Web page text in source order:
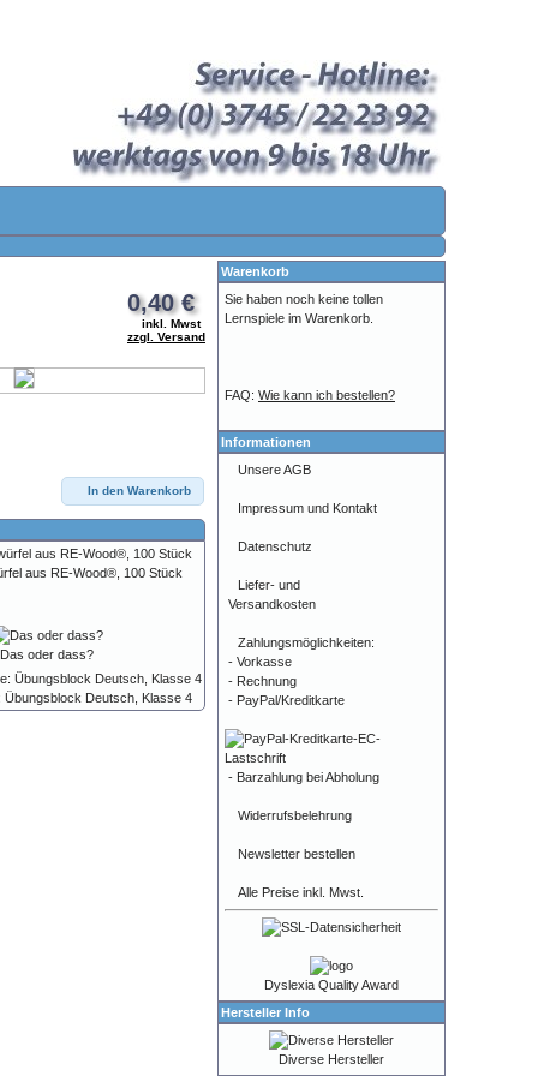
0,40 €
inkl. Mwst
zzgl. Versand
In den Warenkorb
aus RE-Wood®, 100 Stück
Das oder dass?
Übungsblock Deutsch, Klasse 4
Warenkorb
Sie haben noch keine tollen
Lernspiele im Warenkorb.
FAQ: Wie kann ich bestellen?
Informationen
Unsere AGB
Impressum und Kontakt
Datenschutz
Liefer- und
Versandkosten
Zahlungsmöglichkeiten:
- Vorkasse
- Rechnung
- PayPal/Kreditkarte
- Barzahlung bei Abholung
Widerrufsbelehrung
Newsletter bestellen
Alle Preise inkl. Mwst.
Dyslexia Quality Award
Hersteller Info
Diverse Hersteller